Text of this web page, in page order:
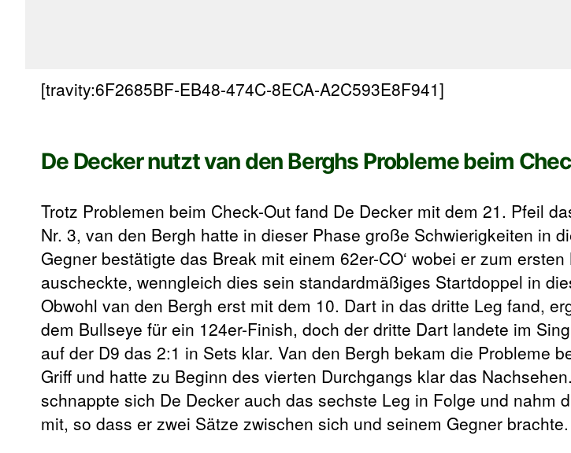
[travity:6F2685BF-EB48-474C-8ECA-A2C593E8F941]
De Decker nutzt van den Berghs Probleme beim
Trotz Problemen beim Check-Out fand De Decker mit dem 21. Pfeil
Nr. 3, van den Bergh hatte in dieser Phase große Schwierigkeiten in
Gegner bestätigte das Break mit einem 62er-CO‘ wobei er zum
auscheckte, wenngleich dies sein standardmäßiges Startdoppel in
Obwohl van den Bergh erst mit dem 10. Dart in das dritte Leg fand,
dem Bullseye für ein 124er-Finish, doch der dritte Dart landete im
auf der D9 das 2:1 in Sets klar. Van den Bergh bekam die Probleme
Griff und hatte zu Beginn des vierten Durchgangs klar das
schnappte sich De Decker auch das sechste Leg in Folge und nahm
mit, so dass er zwei Sätze zwischen sich und seinem Gegner brachte.